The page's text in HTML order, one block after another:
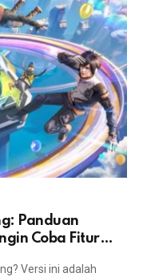
Panduan
Coba Fitur
Versi ini adalah